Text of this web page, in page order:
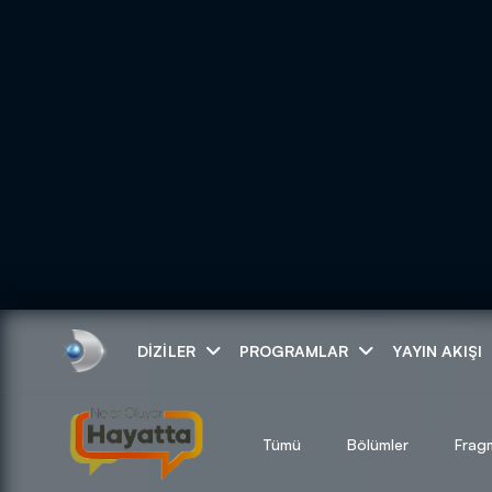
DIZILER PROGRAMLAR YAYIN AKIŞI
Tümü Bölümler